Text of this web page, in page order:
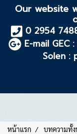
Our website
0 2954
E-mail GEC :
Solen :
หน้าแรก บทความทั้